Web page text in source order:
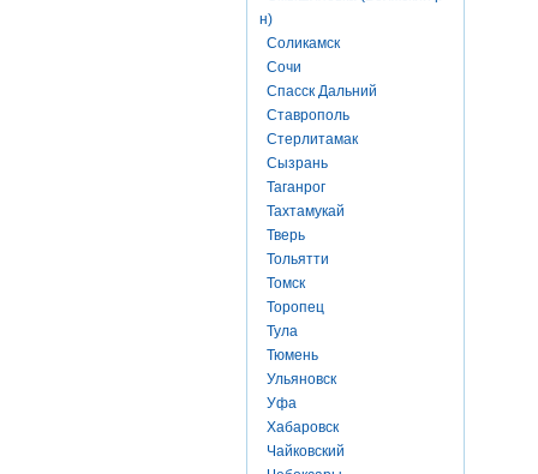
н)
Соликамск
Сочи
Спасск Дальний
Ставрополь
Стерлитамак
Сызрань
Таганрог
Тахтамукай
Тверь
Тольятти
Томск
Торопец
Тула
Тюмень
Ульяновск
Уфа
Хабаровск
Чайковский